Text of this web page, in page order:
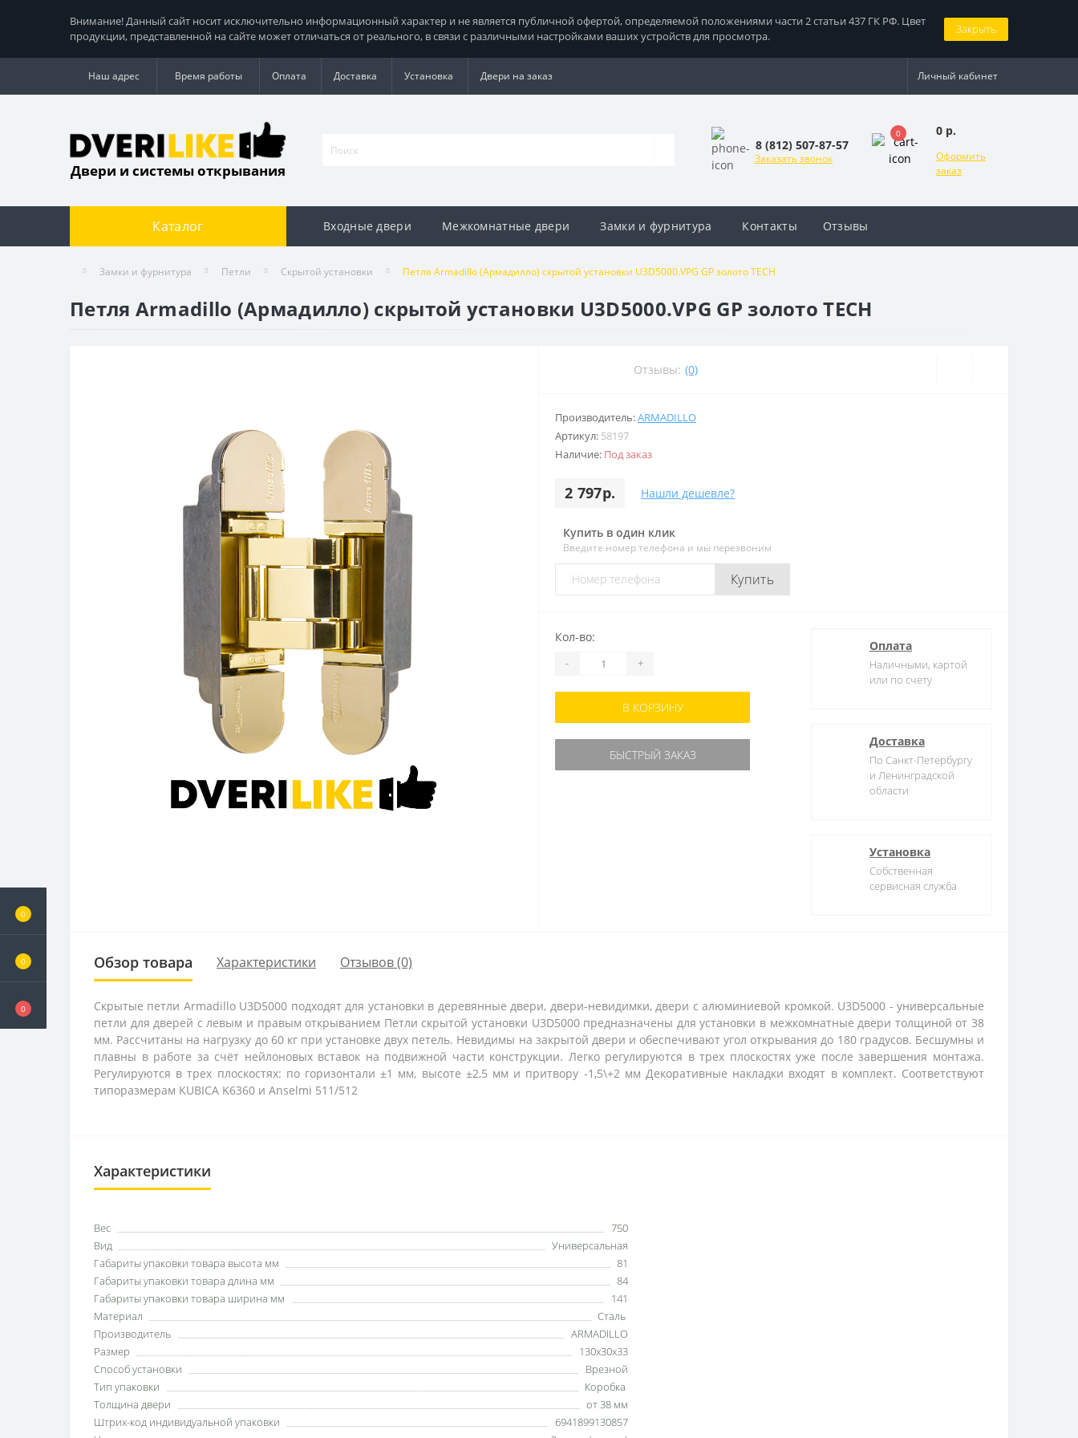
0
0
0
Внимание! Данный сайт носит исключительно информационный характер и не является публичной офертой, определяемой положениями части 2 статьи 437 ГК РФ. Цвет
продукции, представленной на сайте может отличаться от реального, в связи с различными настройками ваших устройств для просмотра.
Закрыть
Наш адрес Время работы Оплата Доставка Установка Двери на заказ Личный кабинет
Двери и системы открывания
8 (812) 507-87-57
Заказать звонок
0 0 р.
Оформить
заказ
Каталог Входные двери Межкомнатные двери Замки и фурнитура Контакты Отзывы
Замки и фурнитура Петли Скрытой установки Петля Armadillo (Армадилло) скрытой установки U3D5000.VPG GP золото TECH
Петля Armadillo (Армадилло) скрытой установки U3D5000.VPG GP золото TECH
Отзывы: (0)
Производитель:ARMADILLO
Артикул: 58197
Наличие: Под заказ
2 797р. Нашли дешевле?
Купить в один клик
Введите номер телефона и мы перезвоним
Купить
Кол-во:
- +
В КОРЗИНУ
БЫСТРЫЙ ЗАКАЗ
Оплата
Наличными, картой
или по счету
Доставка
По Санкт-Петербургу
и Ленинградской
области
Установка
Собственная
сервисная служба
Обзор товара Характеристики Отзывов (0)
Скрытые петли Armadillo U3D5000 подходят для установки в деревянные двери, двери-невидимки, двери с алюминиевой кромкой. U3D5000 - универсальные
петли для дверей с левым и правым открыванием Петли скрытой установки U3D5000 предназначены для установки в межкомнатные двери толщиной от 38
мм. Рассчитаны на нагрузку до 60 кг при установке двух петель. Невидимы на закрытой двери и обеспечивают угол открывания до 180 градусов. Бесшумны и
плавны в работе за счёт нейлоновых вставок на подвижной части конструкции. Легко регулируются в трех плоскостях уже после завершения монтажа.
Регулируются в трех плоскостях: по горизонтали ±1 мм, высоте ±2,5 мм и притвору -1,5\+2 мм Декоративные накладки входят в комплект. Соответствуют
типоразмерам KUBICA K6360 и Anselmi 511/512
Характеристики
Вес
750
Вид
Универсальная
Габариты упаковки товара высота мм
81
Габариты упаковки товара длина мм
84
Габариты упаковки товара ширина мм
141
Материал
Сталь
Производитель
ARMADILLO
Размер
130x30x33
Способ установки
Врезной
Тип упаковки
Коробка
Толщина двери
от 38 мм
Штрих-код индивидуальной упаковки
6941899130857